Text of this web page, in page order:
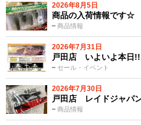
2026年8月5日
商品情報
商品の入荷情報です☆
2026年7月31日
セール・イベント
戸田店 いよいよ本日
2026年7月30日
商品情報
戸田店 レイドジャパ